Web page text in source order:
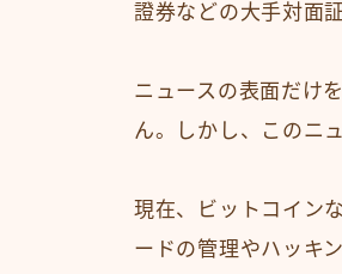
證券などの大手対面
ニュースの表面だけ
ん。しかし、このニ
現在、ビットコイン
ードの管理やハッキ